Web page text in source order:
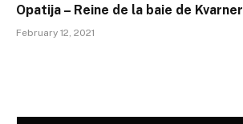
Opatija – Reine de la baie de Kvarner
February 12, 2021